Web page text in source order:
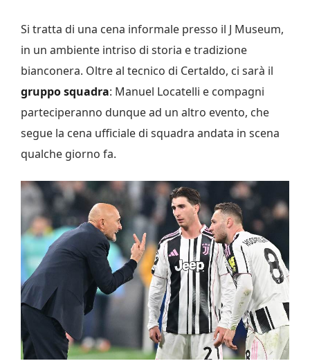
Si tratta di una cena informale presso il J Museum,
in un ambiente intriso di storia e tradizione
bianconera. Oltre al tecnico di Certaldo, ci sarà il
gruppo squadra: Manuel Locatelli e compagni
parteciperanno dunque ad un altro evento, che
segue la cena ufficiale di squadra andata in scena
qualche giorno fa.